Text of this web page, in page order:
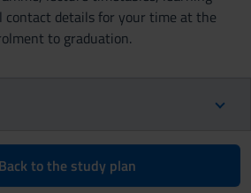
contact details for your time at the
to graduation.
Back to the study plan